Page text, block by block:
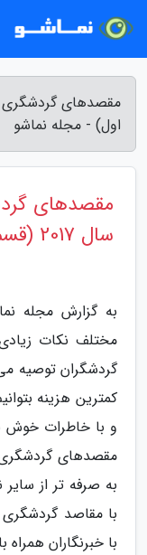
اول) - مجله نماشو
مقصدهای
سال 2017 (قسمت اول)
به گزارش مجله
مختلف نکات
گردشگران توصیه
کمترین هزینه
و با خاطرات خوش
مقصدهای
به صرفه تر از
با خبرنگاران همراه